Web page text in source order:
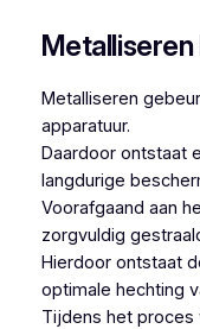
Metalliseren
apparatuur.
Daardoor ontstaat
langdurige
Voorafgaand aan
zorgvuldig
Hierdoor ontstaat
optimale hechting
Tijdens het